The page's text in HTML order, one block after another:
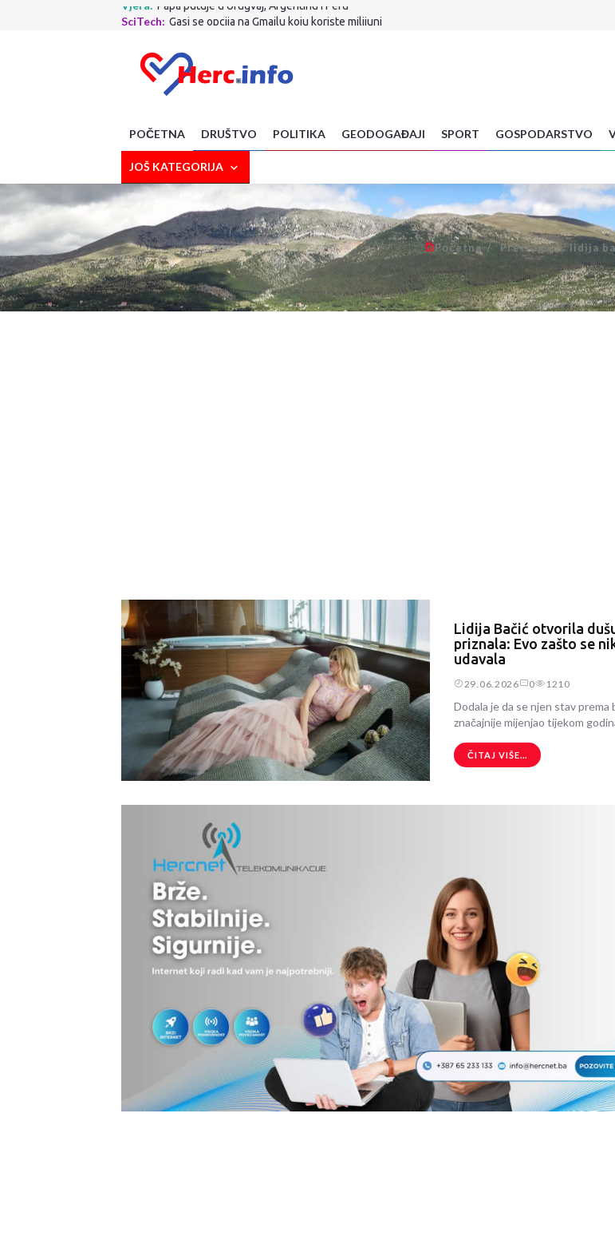
SciTech: Gasi se opcija na Gmailu koju koriste milijuni
Crna strana:
Društvo: Što je to nabavio MUP ZHŽ-a! Nova vozila stigla...
Zdravlje: Izbjegavate li lubenicu zbog šećera? Znanstvenica objasnila zašto radite veliku pogrešku
Evo gdje ide Dalić! S njim stiže i Ćorluka!
Zabava: 321 Gastro dani ovog vikenda u Grudama: Dva dana vrhunske hrane, glazbe i zabave za
Poljoprivreda: Suša prijeti novim poskupljenjima hrane: Vrućine već uništavaju usjeve diljem BiH
Vjera:
POČETNA DRUŠTVO POLITIKA GEODOGAĐAJI SPORT GOSPODARSTVO
JOŠ KATEGORIJA
Početna Pretraga lidija
Lidija Bačić otvorila
priznala: Evo zašto se
udavala
29.06.2026 0 1210
Dodala je da se njen stav prema
značajnije mijenjao tijekom
ČITAJ VIŠE...